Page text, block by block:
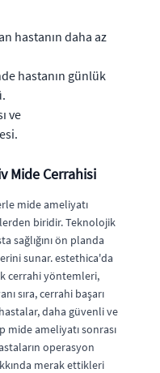
hastanın daha az
hastanın günlük
ve
Mide Cerrahisi
mide ameliyatı
biridir. Teknolojik
sağlığını ön planda
sunar. estethica'da
cerrahi yöntemleri,
sıra, cerrahi başarı
daha güvenli ve
mide ameliyatı sonrası
operasyon
merak ettikleri